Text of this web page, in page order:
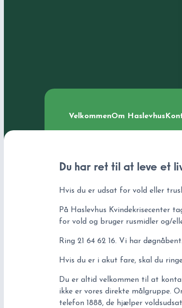
VelkommenOm Haslevhus
Du har ret til at leve et
Hvis du er udsat for vold eller
På Haslevhus Kvindekrisecenter
for vold og bruger rusmidler og/
Ring 21 64 62 16. Vi har døgnåbent.
Hvis du er i akut fare, skal du ringe
Du er altid velkommen til at
ikke er vores direkte målgruppe.
telefon 1888, de hjælper